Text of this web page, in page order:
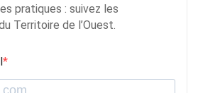
pratiques : suivez les
Territoire de l’Ouest.